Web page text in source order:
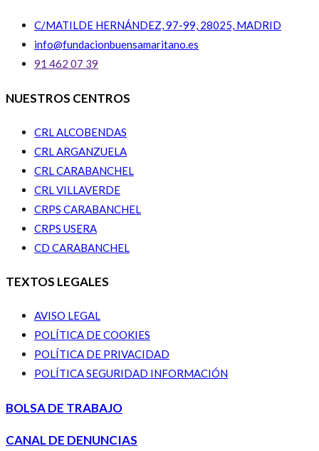
C/MATILDE HERNÁNDEZ, 97-99, 28025, MADRID
info@fundacionbuensamaritano.es
91 462 07 39
NUESTROS CENTROS
CRL ALCOBENDAS
CRL ARGANZUELA
CRL CARABANCHEL
CRL VILLAVERDE
CRPS CARABANCHEL
CRPS USERA
CD CARABANCHEL
TEXTOS LEGALES
AVISO LEGAL
POLÍTICA DE COOKIES
POLÍTICA DE PRIVACIDAD
POLÍTICA SEGURIDAD INFORMACIÓN
BOLSA DE TRABAJO
CANAL DE DENUNCIAS